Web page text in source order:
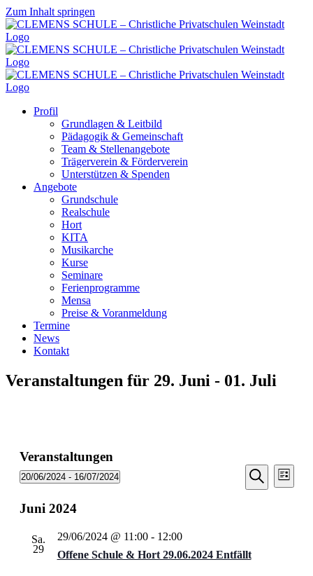
Zum Inhalt springen
Profil
Grundlagen & Leitbild
Pädagogik & Gemeinschaft
Team & Stellenangebote
Trägerverein & Förderverein
Unterstützen & Spenden
Angebote
Grundschule
Realschule
Hort
KITA
Musikarche
Kurse
Seminare
Ferienprogramme
Mensa
Preise & Voranmeldung
Termine
News
Kontakt
Veranstaltungen für 29. Juni - 01. Juli
Veranstaltungen
Suche
Suche
Liste
20/06/2024 - 16/07/2024
wählen.
Juni 2024
Sa.
29
Offene Schule & Hort 29.06.2024 Entfällt
29/06/2024 @ 11:00- 12:00